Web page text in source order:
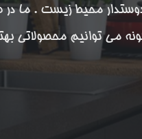
محیط زیست . ما در
می توانیم محصولاتی